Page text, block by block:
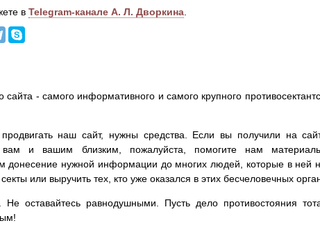
в Telegram-канале А. Л. Дворкина
- самого информативного и самого крупного
наш сайт, нужны средства. Если вы получили на
и вашим близким, пожалуйста, помогите нам
донесение нужной информации до многих людей, которые в ней
или выручить тех, кто уже оказался в этих бесчеловечных
оставайтесь равнодушными. Пусть дело противостояния